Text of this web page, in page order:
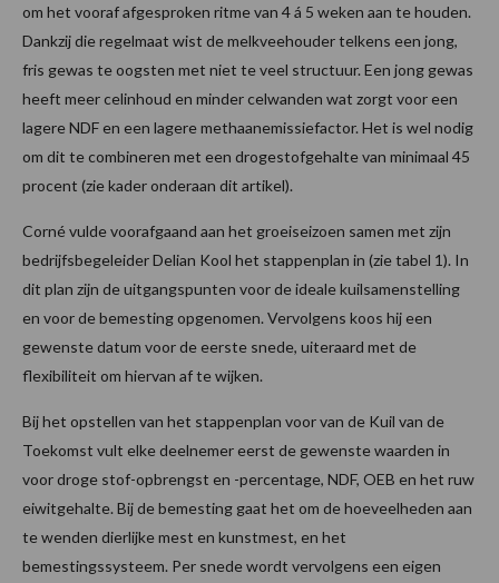
om het vooraf afgesproken ritme van 4 á 5 weken aan te houden.
Dankzij die regelmaat wist de melkveehouder telkens een jong,
fris gewas te oogsten met niet te veel structuur. Een jong gewas
heeft meer celinhoud en minder celwanden wat zorgt voor een
lagere NDF en een lagere methaanemissiefactor. Het is wel nodig
om dit te combineren met een drogestofgehalte van minimaal 45
procent (zie kader onderaan dit artikel).
Corné vulde voorafgaand aan het groeiseizoen samen met zijn
bedrijfsbegeleider Delian Kool het stappenplan in (zie tabel 1). In
dit plan zijn de uitgangspunten voor de ideale kuilsamenstelling
en voor de bemesting opgenomen. Vervolgens koos hij een
gewenste datum voor de eerste snede, uiteraard met de
flexibiliteit om hiervan af te wijken.
Bij het opstellen van het stappenplan voor van de Kuil van de
Toekomst vult elke deelnemer eerst de gewenste waarden in
voor droge stof-opbrengst en -percentage, NDF, OEB en het ruw
eiwitgehalte. Bij de bemesting gaat het om de hoeveelheden aan
te wenden dierlijke mest en kunstmest, en het
bemestingssysteem. Per snede wordt vervolgens een eigen